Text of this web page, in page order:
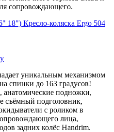
сопровождающего.
Кресло-коляска Ergo 504
уникальным механизмом
спинки до 163 градусов!
подножки,
съёмный подголовник,
с роликом в
лица,
задних колёс Handrim.